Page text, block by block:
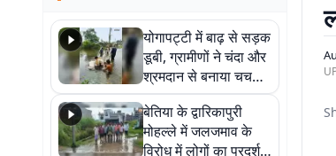
योगापट्टी में बाढ़ से सड़क
डूबी, ग्रामीणों ने चंदा और
श्रमदान से बनाया चचरी
पुल
बेतिया के द्वारिकापुरी
मोहल्ले में जलजमाव के
विरोध में लोगों का प्रदर्शन,